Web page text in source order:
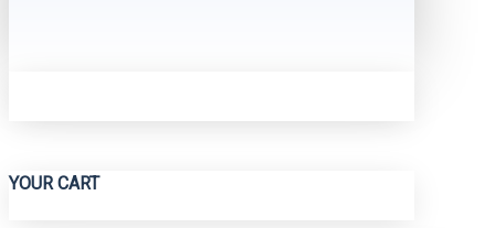
YOUR CART